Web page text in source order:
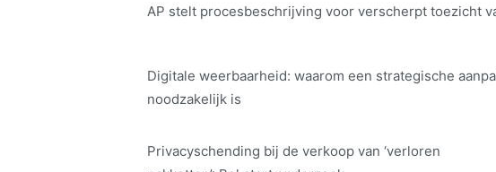
AP stelt procesbeschrijving voor verscherpt toezicht
Digitale weerbaarheid: waarom een strategische
noodzakelijk is
Privacyschending bij de verkoop van ‘verloren